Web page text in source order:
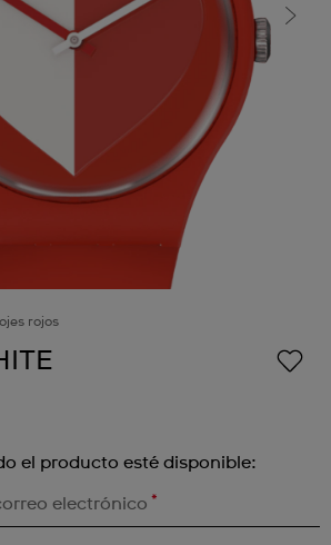
rojos
el producto esté disponible:
electrónico *